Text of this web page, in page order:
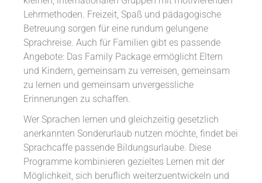
Lehrmethoden. Freizeit, Spaß und pädagogische
Betreuung sorgen für eine rundum gelungene
Sprachreise. Auch für Familien gibt es passende
Angebote: Das Family Package ermöglicht Eltern
und Kindern, gemeinsam zu verreisen, gemeinsam
zu lernen und gemeinsam unvergessliche
Erinnerungen zu schaffen.
Wer Sprachen lernen und gleichzeitig gesetzlich
anerkannten Sonderurlaub nutzen möchte, findet bei
Sprachcaffe passende Bildungsurlaube. Diese
Programme kombinieren gezieltes Lernen mit der
Möglichkeit, sich beruflich weiterzuentwickeln und